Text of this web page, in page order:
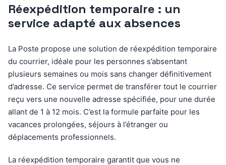
Réexpédition temporaire : un
service adapté aux absences
La Poste propose une solution de réexpédition temporaire
du courrier, idéale pour les personnes s’absentant
plusieurs semaines ou mois sans changer définitivement
d’adresse. Ce service permet de transférer tout le courrier
reçu vers une nouvelle adresse spécifiée, pour une durée
allant de 1 à 12 mois. C’est la formule parfaite pour les
vacances prolongées, séjours à l’étranger ou
déplacements professionnels.
La réexpédition temporaire garantit que vous ne